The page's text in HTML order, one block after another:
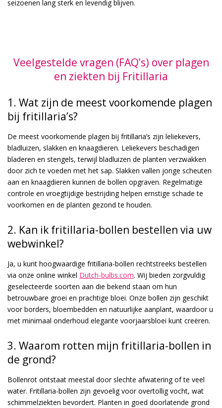
seizoenen lang sterk en levendig blijven.
Veelgestelde vragen (FAQ’s) over plagen
en ziekten bij Fritillaria
1. Wat zijn de meest voorkomende plagen
bij fritillaria’s?
De meest voorkomende plagen bij fritillaria’s zijn leliekevers,
bladluizen, slakken en knaagdieren. Leliekevers beschadigen
bladeren en stengels, terwijl bladluizen de planten verzwakken
door zich te voeden met het sap. Slakken vallen jonge scheuten
aan en knaagdieren kunnen de bollen opgraven. Regelmatige
controle en vroegtijdige bestrijding helpen ernstige schade te
voorkomen en de planten gezond te houden.
2. Kan ik fritillaria-bollen bestellen via uw
webwinkel?
Ja, u kunt hoogwaardige fritillaria-bollen rechtstreeks bestellen
via onze online winkel Dutch-bulbs.com. Wij bieden zorgvuldig
geselecteerde soorten aan die bekend staan om hun
betrouwbare groei en prachtige bloei. Onze bollen zijn geschikt
voor borders, bloembedden en natuurlijke aanplant, waardoor u
met minimaal onderhoud elegante voorjaarsbloei kunt creëren.
3. Waarom rotten mijn fritillaria-bollen in
de grond?
Bollenrot ontstaat meestal door slechte afwatering of te veel
water. Fritillaria-bollen zijn gevoelig voor overtollig vocht, wat
schimmelziekten bevordert. Planten in goed doorlatende grond